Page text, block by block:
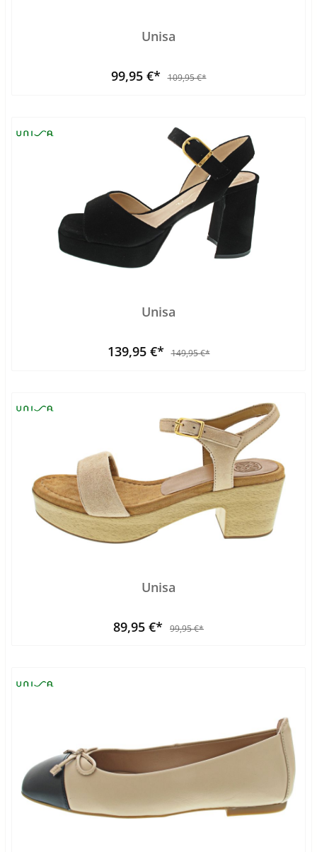
Unisa
99,95 €* 109,95 €*
Unisa
139,95 €* 149,95 €*
Unisa
89,95 €* 99,95 €*